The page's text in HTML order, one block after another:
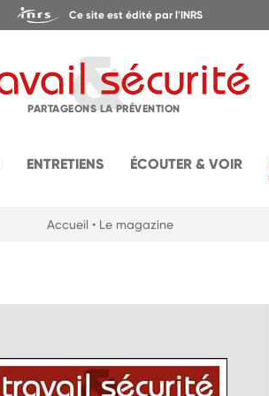
Ce site est édité par l'INRS
PARTAGEONS LA PRÉVENTION
ENTRETIENS ÉCOUTER & VOIR
Accueil • Le magazine